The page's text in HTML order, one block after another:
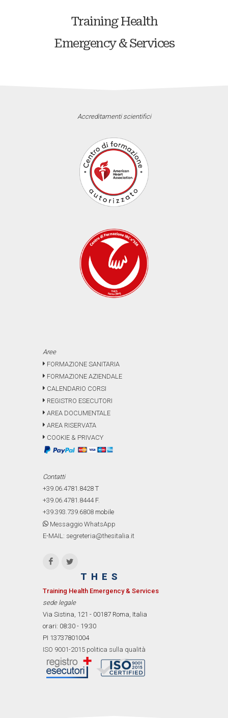
Training Health
Emergency & Services
Accreditamenti scientifici
Aree
FORMAZIONE SANITARIA
FORMAZIONE AZIENDALE
CALENDARIO CORSI
REGISTRO ESECUTORI
AREA DOCUMENTALE
AREA RISERVATA
COOKIE & PRIVACY
Contatti
+39.06.4781.8428 T
+39.06.4781.8444F.
+39.393.739.6808 mobile
Messaggio WhatsApp
E-MAIL: segreteria@thesitalia.it
THES
Training Health Emergency & Services
sede legale
Via Sistina, 121 - 00187 Roma, Italia
orari: 08:30 - 19:30
PI 13737801004
ISO 9001-2015 politica sulla qualità